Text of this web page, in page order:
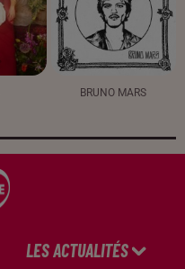
BRUNO MARS
LES ACTUALITÉS